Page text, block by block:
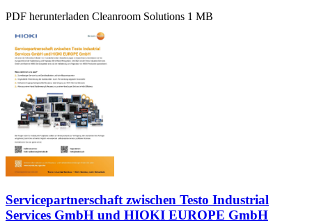
PDF herunterladen Cleanroom Solutions 1 MB
Servicepartnerschaft zwischen Testo Industrial
Services GmbH und HIOKI EUROPE GmbH